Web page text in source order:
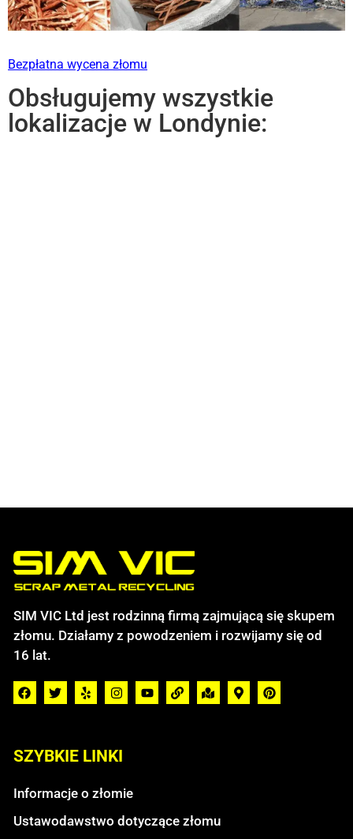
Bezpłatna wycena złomu
Obsługujemy wszystkie
lokalizacje w Londynie:
SIM VIC Ltd jest rodzinną firmą zajmującą się skupem
złomu. Działamy z powodzeniem i rozwijamy się od
16 lat.
SZYBKIE LINKI
Informacje o złomie
Ustawodawstwo dotyczące złomu